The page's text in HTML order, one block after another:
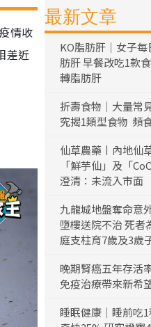
情收
差近
最新文章
KO脂肪肝｜女子
肪肝 早餐改吃1款
轉脂肪肝
折壽食物｜大量常
究揭1類型食物 頻
仙草農藥丨內地仙
「鮮芋仙」及「
澄清：未流入市面
九龍城地盤奪命意
墮樓送院不治 死者
庭支柱育7歲及3歲
晚期腎癌五年存活
免疫治療帶來新希
睡眠健康｜睡前吃